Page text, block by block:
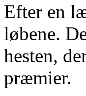
Efter en
løbene.
hesten,
præmier.